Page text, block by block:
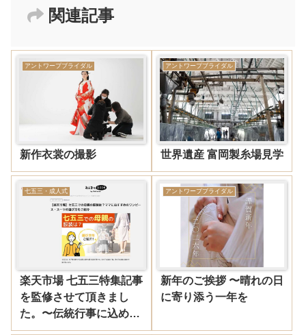
関連記事
アントワープブライダル
新作衣裳の撮影
アントワープブライダル
世界遺産 富岡製糸場見学
七五三・成人式
楽天市場 七五三特集記事
を監修させて頂きまし
た。〜伝統行事に込め
た“晴れの日”の装い〜
アントワープブライダル
新年のご挨拶 〜晴れの日
に寄り添う一年を